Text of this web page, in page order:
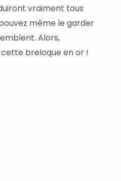
vraiment tous
même le garder
Alors,
breloque en or !